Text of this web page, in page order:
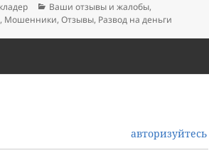
Рубрики
Ваши отзывы и жалобы,
, Мошенники,Отзывы, Развод на деньги
авторизуйтесь